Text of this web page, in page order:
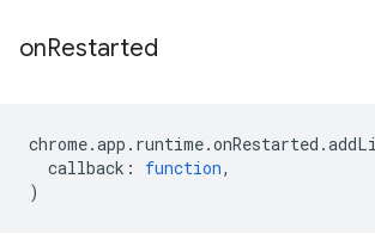
onRestarted
chrome.app . runtime.onRestarted .
callback : function,
)